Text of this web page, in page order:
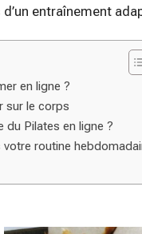
entraînement
en ligne ?
sur le corps
du Pilates en ligne ?
routine